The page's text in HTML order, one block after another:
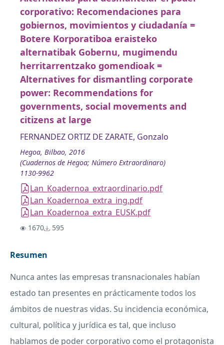
corporativo: Recomendaciones para
gobiernos, movimientos y ciudadanía =
Botere Korporatiboa eraisteko
alternatibak Gobernu, mugimendu
herritarrentzako gomendioak =
Alternatives for dismantling corporate
power: Recommendations for
governments, social movements and
citizens at large
FERNANDEZ ORTIZ DE ZARATE, Gonzalo
Hegoa, Bilbao, 2016
(Cuadernos de Hegoa; Número Extraordinaro)
1130-9962
Lan_Koadernoa_extraordinario.pdf
Lan_Koadernoa_extra_ing.pdf
Lan_Koadernoa_extra_EUSK.pdf
1670 595
Resumen
Nunca antes las empresas transnacionales habían
estado tan presentes en prácticamente todos los
ámbitos de nuestras vidas. Su incidencia económica,
cultural, política y jurídica es tal, que incluso
hablamos de poder corporativo como el protagonista